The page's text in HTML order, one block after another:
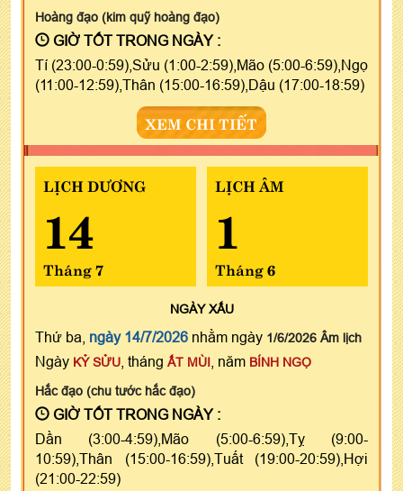
Hoàng đạo (kim quỹ hoàng đạo)
GIỜ TỐT TRONG NGÀY :
Tí (23:00-0:59),Sửu (1:00-2:59),Mão (5:00-6:59),Ngọ
(11:00-12:59),Thân (15:00-16:59),Dậu (17:00-18:59)
XEM CHI TIẾT
LỊCH DƯƠNG
14
Tháng 7
LỊCH ÂM
1
Tháng 6
NGÀYXẤU
Thứ ba, ngày 14/7/2026 nhằm ngày 1/6/2026 Âm lịch
Ngày KỶ SỬU , tháng ẤT MÙI , năm BÍNH NGỌ
Hắc đạo (chu tước hắc đạo)
GIỜ TỐT TRONG NGÀY :
Dần (3:00-4:59),Mão (5:00-6:59),Tỵ (9:00-
10:59),Thân (15:00-16:59),Tuất (19:00-20:59),Hợi
(21:00-22:59)